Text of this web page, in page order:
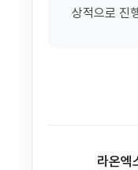
상적으로 진
라온엑